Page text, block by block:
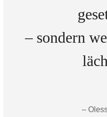
– sondern
–